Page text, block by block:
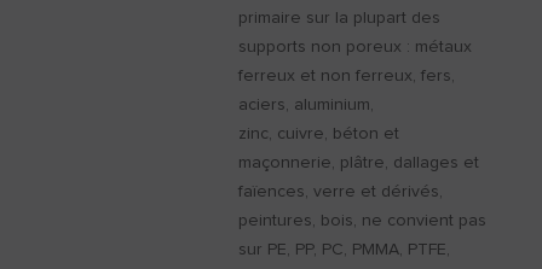
primaire sur la plupart des
supports non poreux : métaux
ferreux et non ferreux, fers,
aciers, aluminium,
zinc, cuivre, béton et
maçonnerie, plâtre, dallages et
faïences, verre et dérivés,
peintures, bois, ne convient pas
sur PE, PP, PC, PMMA, PTFE,